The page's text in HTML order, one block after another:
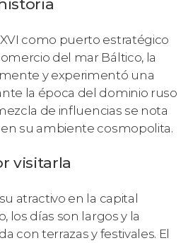
como puerto estratégico
del mar Báltico, la
y experimentó una
la época del dominio ruso
de influencias se nota
su ambiente cosmopolita.
visitarla
atractivo en la capital
los días son largos y la
con terrazas y festivales. El